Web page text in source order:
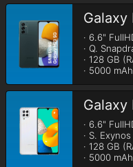
Galaxy
· 6.6"
· Q.
· 128 GB
· 5000 mAh
Galaxy
· 6.6"
· S.
· 128 GB
· 5000 mAh